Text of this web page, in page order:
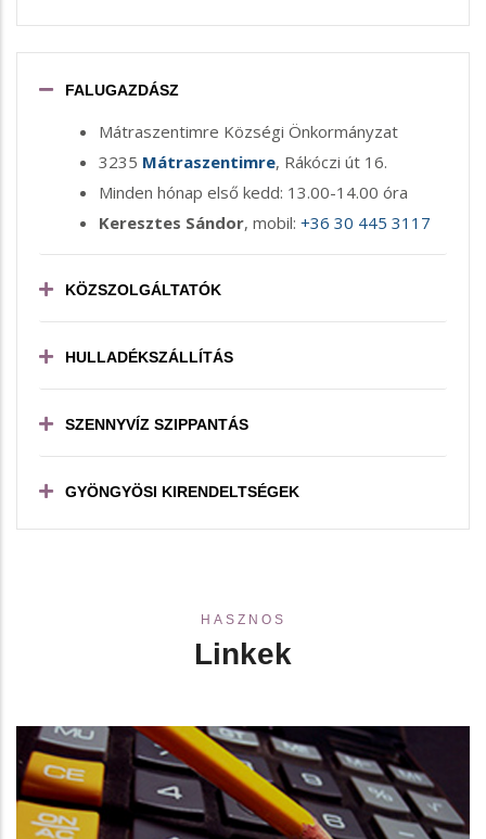
FALUGAZDÁSZ
Mátraszentimre Községi Önkormányzat
3235 Mátraszentimre, Rákóczi út 16.
Minden hónap első kedd: 13.00-14.00 óra
Keresztes Sándor, mobil: +36 30 445 3117
KÖZSZOLGÁLTATÓK
HULLADÉKSZÁLLÍTÁS
SZENNYVÍZ SZIPPANTÁS
GYÖNGYÖSI KIRENDELTSÉGEK
HASZNOS
Linkek